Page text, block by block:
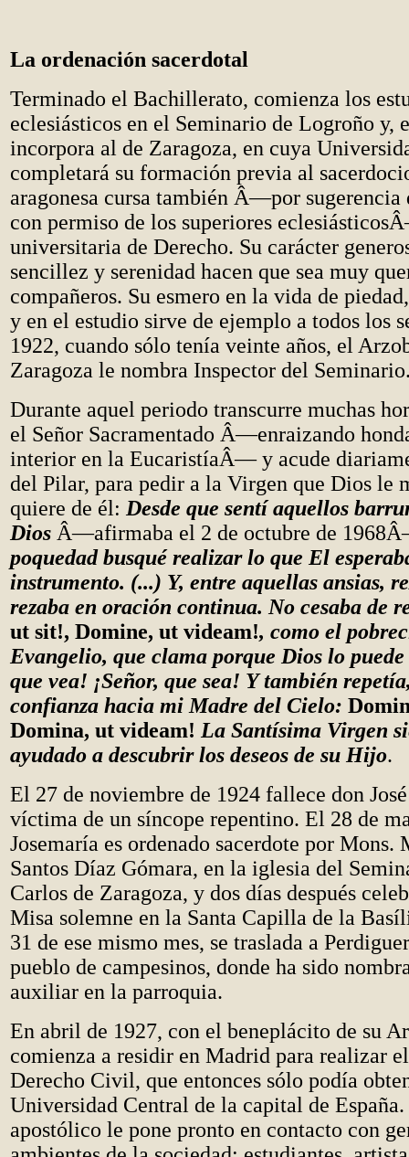
La ordenación sacerdotal
Terminado el Bachillerato, comienza los
eclesiásticos en el Seminario de Logroño y,
incorpora al de Zaragoza, en cuya
completará su formación previa al
aragonesa cursa también Â—por sugerencia
con permiso de los superiores
universitaria de Derecho. Su carácter
sencillez y serenidad hacen que sea muy
compañeros. Su esmero en la vida de
y en el estudio sirve de ejemplo a todos los
1922, cuando sólo tenía veinte años, el
Zaragoza le nombra Inspector del
Durante aquel periodo transcurre muchas
el Señor Sacramentado Â—enraizando
interior en la EucaristíaÂ— y acude
del Pilar, para pedir a la Virgen que Dios le
quiere de él: Desde que sentí aquellos
Dios Â—afirmaba el 2 de octubre de
poquedad busqué realizar lo que El
instrumento. (...) Y, entre aquellas ansias,
rezaba en oración continua. No cesaba de
ut sit!, Domine, ut videam!, como el
Evangelio, que clama porque Dios lo puede
que vea! ¡Señor, que sea! Y también
confianza hacia mi Madre del Cielo:
Domina, ut videam! La Santísima Virgen
ayudado a descubrir los deseos de su Hijo.
El 27 de noviembre de 1924 fallece don
víctima de un síncope repentino. El 28 de
Josemaría es ordenado sacerdote por Mons.
Santos Díaz Gómara, en la iglesia del
Carlos de Zaragoza, y dos días después
Misa solemne en la Santa Capilla de la
31 de ese mismo mes, se traslada a
pueblo de campesinos, donde ha sido
auxiliar en la parroquia.
En abril de 1927, con el beneplácito de su
comienza a residir en Madrid para realizar
Derecho Civil, que entonces sólo podía
Universidad Central de la capital de
apostólico le pone pronto en contacto con